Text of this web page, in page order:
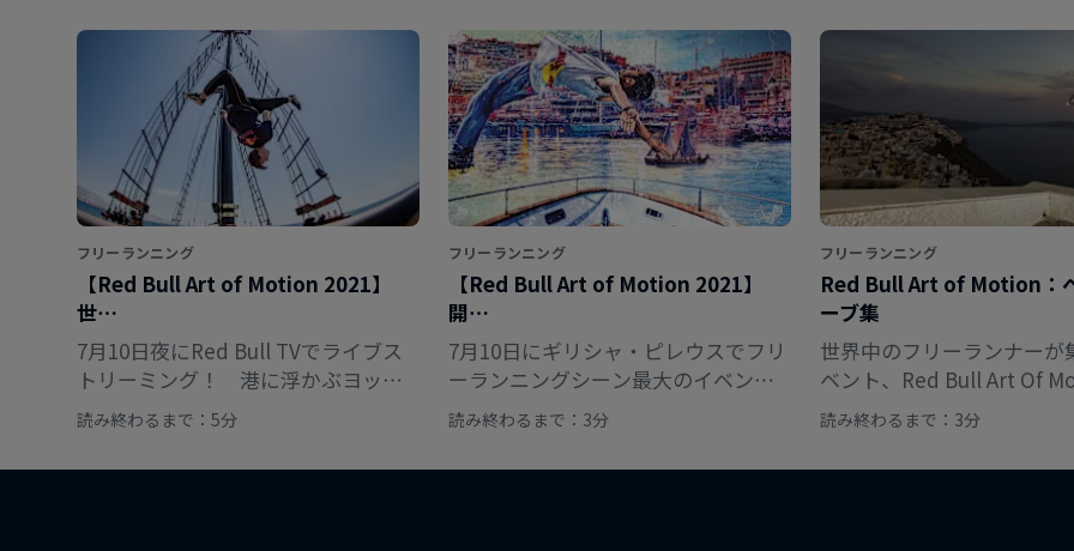
フリーランニング
【Red Bull Art of Motion 2021】
世…
7月10日夜にRed Bull TVでライブス
トリーミング！ 港に浮かぶヨット2
隻の上で開催される世界最大のフリ
ーランニングイベントの特徴や開催
までの経緯などをスポーツディレク
読み終わるまで：5分
フリーランニング
【Red Bull Art of Motion 2021】
開…
7月10日にギリシャ・ピレウスでフリ
ーランニングシーン最大のイベント
が開催！ 例年とは異なるユニーク
なフォーマットが用意される今年の
概要と応募方法をチェック！
読み終わるまで：3分
フリーランニング
Red Bull Art of Motion：
ーブ集
世界中のフリーランナーが
ベント、Red Bull Art Of
ストムーブを集めた映像を
しよう！
読み終わるまで：3分